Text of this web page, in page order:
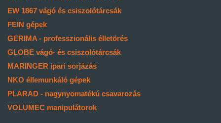
EW 1867 vágó és csiszolótárcsák
FEIN gépek
GERIMA - professzionális élletörés
GLOBE vágó- és csiszolótárcsák
MARINGER ipari sorjázás
NKO éllemunkáló gépek
PLARAD - nagynyomatékú csavarozás
VOLUMEC manipulátorok